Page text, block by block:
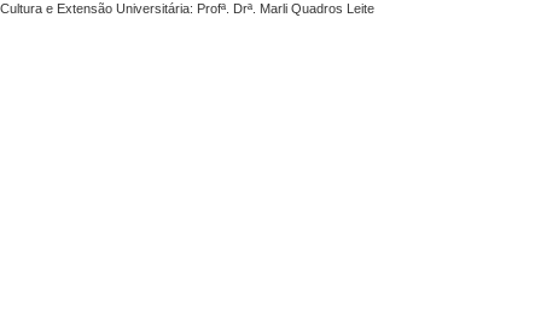
Cultura e Extensão Universitária: Profª. Drª. Marli Quadros Leite